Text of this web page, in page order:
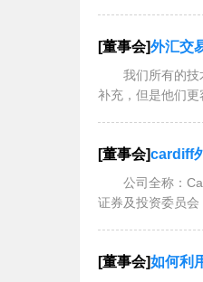
[董事会]外汇交
我们所有的技
补充，但是他们
[董事会]cardiff
公司全称：
证券及投资委员
[董事会]如何利